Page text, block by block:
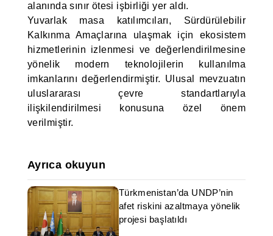
alanında sınır ötesi işbirliği yer aldı.
Yuvarlak masa katılımcıları, Sürdürülebilir
Kalkınma Amaçlarına ulaşmak için ekosistem
hizmetlerinin izlenmesi ve değerlendirilmesine
yönelik modern teknolojilerin kullanılma
imkanlarını değerlendirmiştir. Ulusal mevzuatın
uluslararası çevre standartlarıyla
ilişkilendirilmesi konusuna özel önem
verilmiştir.
Ayrıca okuyun
Türkmenistan’da UNDP’nin
afet riskini azaltmaya yönelik
projesi başlatıldı